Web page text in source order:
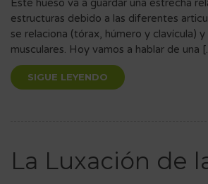
Este hueso va a guardar una estrecha
estructuras debido a las diferentes
se relaciona (tórax, húmero y clavícula) y
musculares. Hoy vamos a hablar de una
SIGUE LEYENDO
La Luxación de